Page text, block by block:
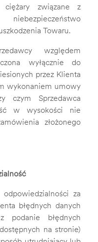
ciężary związane z
Towaru.
względem
wyłącznie do
przez Klienta
wykonaniem umowy
czym Sprzedawca
w wysokości nie
złożonego
za
błędnych danych
podanie błędnych
na stronie)